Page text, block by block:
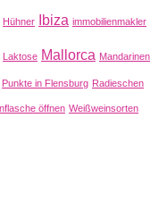
Hühner Ibiza immobilienmakler
Laktose Mallorca Mandarinen
Punkte in Flensburg Radieschen
öffnen Weißweinsorten